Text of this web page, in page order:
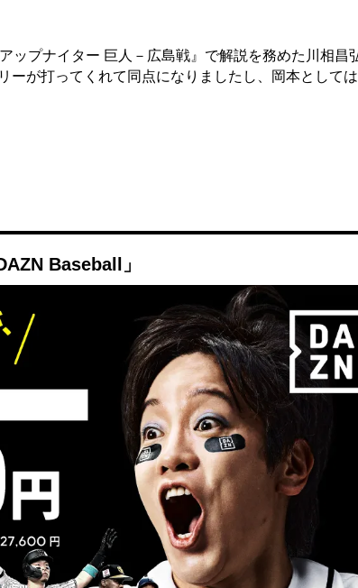
プナイター 巨人－広島戦』で解説を務めた川相昌
ーが打ってくれて同点になりましたし、岡本として
Baseball」